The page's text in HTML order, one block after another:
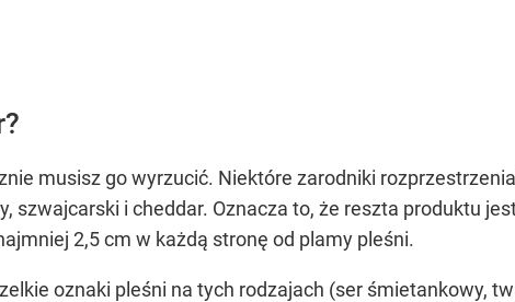
musisz go wyrzucić. Niektóre zarodniki
szwajcarski i cheddar. Oznacza to, że reszta produktu
2,5 cm w każdą stronę od plamy pleśni.
oznaki pleśni na tych rodzajach (ser śmietankowy,